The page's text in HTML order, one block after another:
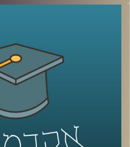
נפילתו של הדיקטטור קולונל
הבכירים יוביל אותה בדרכה
שקורעים את המדינה המשוסעת
אז למה כולם לאחרונה מדברים על
כדי לשפוך אור על המצב בסודאן
בית ספר לאודר לממשל, דיפלומטיה
לשעבר שגריר ישראל הראשון